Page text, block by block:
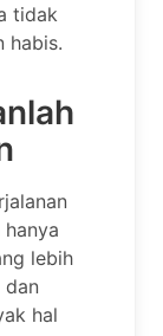
tidak
habis.
lebih
dan
hal